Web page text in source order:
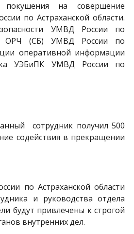
на совершение
по Астраханской области.
УМВД России по
ОРЧ (СБ) УМВД России по
оперативной информации
УЭБиПК УМВД России по
сотрудник получил 500
содействия в прекращении
по Астраханской области
и руководства отдела
будут привлечены к строгой
внутренних дел.